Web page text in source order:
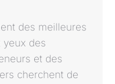
des meilleures
yeux des
et des
cherchent de